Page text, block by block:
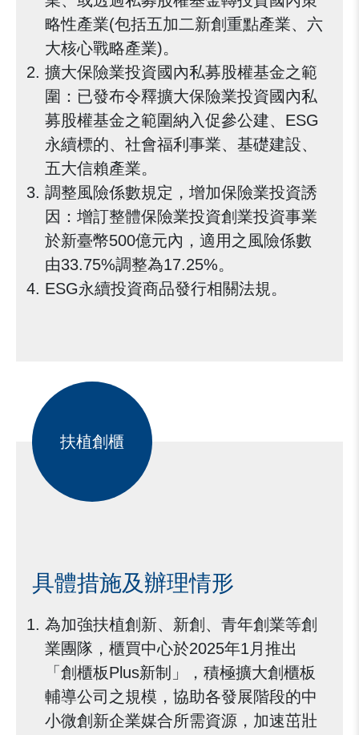
略性產業(包括五加二新創重點產業、六
大核心戰略產業)。
擴大保險業投資國內私募股權基金之範
圍：已發布令釋擴大保險業投資國內私
募股權基金之範圍納入促參公建、ESG
永續標的、社會福利事業、基礎建設、
五大信賴產業。
調整風險係數規定，增加保險業投資誘
因：增訂整體保險業投資創業投資事業
於新臺幣500億元內，適用之風險係數
由33.75%調整為17.25%。
ESG永續投資商品發行相關法規。
扶植創櫃
具體措施及辦理情形
為加強扶植創新、新創、青年創業等創
業團隊，櫃買中心於2025年1月推出
「創櫃板Plus新制」，積極擴大創櫃板
輔導公司之規模，協助各發展階段的中
小微創新企業媒合所需資源，加速茁壯